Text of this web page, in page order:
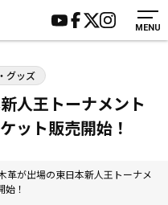
MENU
施設紹介
アクセス
会員様の声
よくあるご質問
サポーター募集
お問い合わせ
グッズ
人王トーナメント
ット販売開始！
革が出場の東日本新人王トーナメ
！